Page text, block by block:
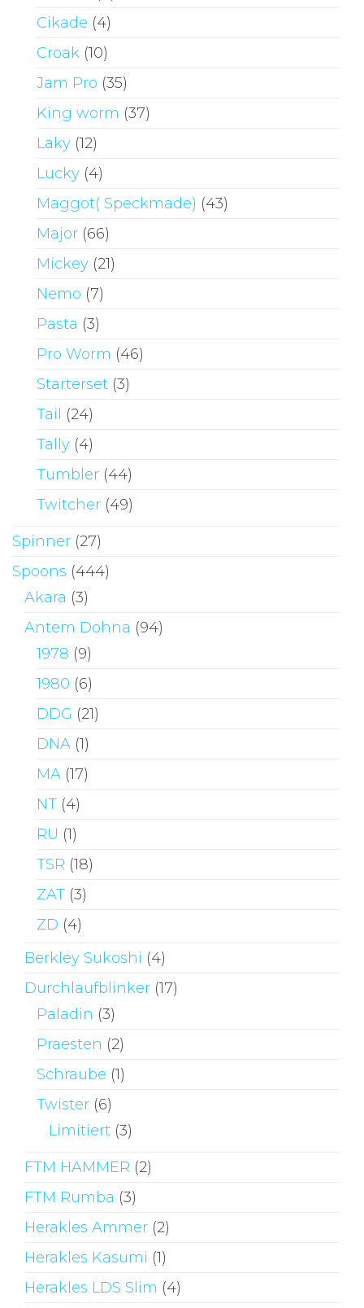
Cikade (4)
Croak (10)
Jam Pro (35)
King worm (37)
Laky (12)
Lucky (4)
Maggot( Speckmade) (43)
Major (66)
Mickey (21)
Nemo (7)
Pasta (3)
Pro Worm (46)
Starterset (3)
Tail
(24)
Tally (4)
Tumbler (44)
Twitcher (49)
Spinner (27)
Spoons (444)
Akara (3)
Antem Dohna (94)
1978 (9)
1980 (6)
DDG (21)
DNA (1)
MA (17)
NT (4)
RU (1)
TSR (18)
ZAT (3)
ZD (4)
Berkley Sukoshi (4)
Durchlaufblinker (17)
Paladin (3)
Praesten (2)
Schraube (1)
Twister (6)
Limitiert (3)
FTM HAMMER (2)
FTM Rumba (3)
Herakles Ammer (2)
Herakles Kasumi (1)
Herakles LDS Slim (4)